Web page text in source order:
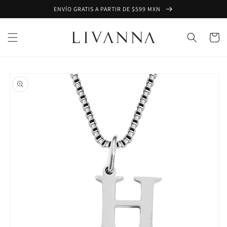
directamente
al contenido
ENVÍO GRATIS A PARTIR DE $599 MXN
Carrito
a la
información